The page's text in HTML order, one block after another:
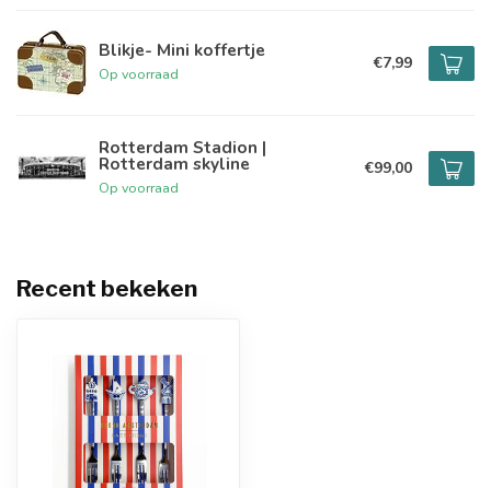
Blikje- Mini koffertje
Op voorraad
€7,99
Rotterdam Stadion |
Rotterdam skyline
Op voorraad
€99,00
Recent bekeken